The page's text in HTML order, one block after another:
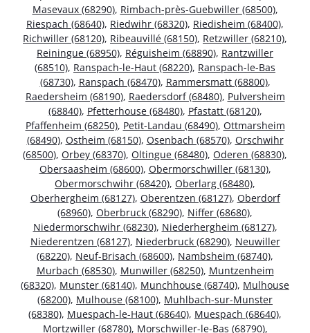
Masevaux (68290), Rimbach-près-Guebwiller (68500),
Riespach (68640), Riedwihr (68320), Riedisheim (68400),
Richwiller (68120), Ribeauvillé (68150), Retzwiller (68210),
Reiningue (68950), Réguisheim (68890), Rantzwiller
(68510), Ranspach-le-Haut (68220), Ranspach-le-Bas
(68730), Ranspach (68470), Rammersmatt (68800),
Raedersheim (68190), Raedersdorf (68480), Pulversheim
(68840), Pfetterhouse (68480), Pfastatt (68120),
Pfaffenheim (68250), Petit-Landau (68490), Ottmarsheim
(68490), Ostheim (68150), Osenbach (68570), Orschwihr
(68500), Orbey (68370), Oltingue (68480), Oderen (68830),
Obersaasheim (68600), Obermorschwiller (68130),
Obermorschwihr (68420), Oberlarg (68480),
Oberhergheim (68127), Oberentzen (68127), Oberdorf
(68960), Oberbruck (68290), Niffer (68680),
Niedermorschwihr (68230), Niederhergheim (68127),
Niederentzen (68127), Niederbruck (68290), Neuwiller
(68220), Neuf-Brisach (68600), Nambsheim (68740),
Murbach (68530), Munwiller (68250), Muntzenheim
(68320), Munster (68140), Munchhouse (68740), Mulhouse
(68200), Mulhouse (68100), Muhlbach-sur-Munster
(68380), Muespach-le-Haut (68640), Muespach (68640),
Mortzwiller (68780), Morschwiller-le-Bas (68790),